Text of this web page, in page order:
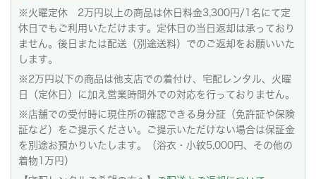
※火曜定休 2万円以上の商品は休日料金3,300円/1名にて定
休日でもご利用いただけます。定休日の当日返却は承っており
ません。後日または配送（別途送料）でのご返却をお願いいた
します。
※2万円以下の商品は他支店での着付け、宅配レンタル、火曜
日（定休日）に加え営業時間外での対応を行っておりません。
※店舗での受付時に現住所の確認できる身分証（免許証や保険
証など）をご提示ください。ご提示いただけない場合は保証金
を別途お預かりいたします。（浴衣・小紋5,000円、その他の
着物1万円）